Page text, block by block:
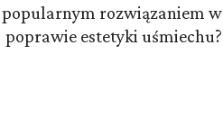
rozwiązaniem w
poprawie estetyki uśmiechu?